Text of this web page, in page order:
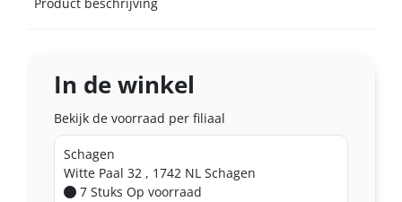
In de winkel
Bekijk de voorraad per filiaal
Schagen
Witte Paal 32 , 1742 NL Schagen
7 Stuks Op voorraad